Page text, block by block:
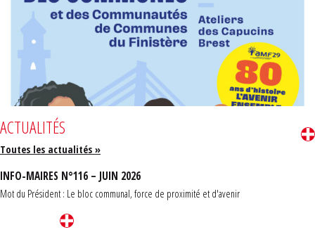
ACTUALITÉS
Toutes les actualités »
INFO-MAIRES N°116 – JUIN 2026
Mot du Président : Le bloc communal, force de proximité et d'avenir